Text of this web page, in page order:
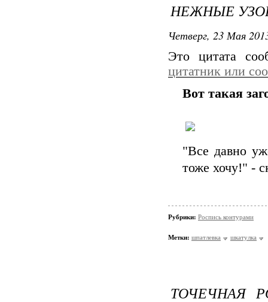
НЕЖНЫЕ
Четверг, 23 Мая
Это цитата
цитатник или
Вот такая
"Все давно
тоже хочу!" -
Рубрики: Роспись контурами
Метки: шпатлевка шкатулка
ТОЧЕЧНАЯ